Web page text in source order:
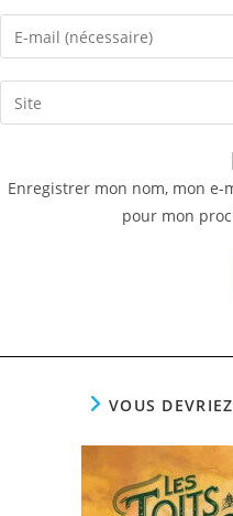
name
comment
Enter
your
email
address
Saisir
l’URL
Enregistrer mon nom, mon
pour mon
VOUS